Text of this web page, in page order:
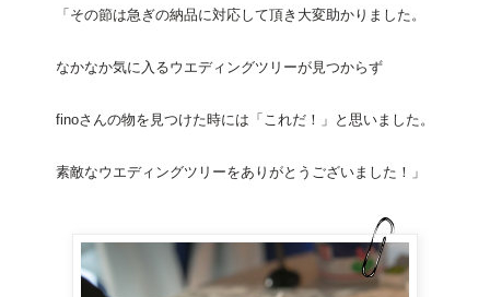
「その節は急ぎの納品に対応して頂き大変助かりました。
なかなか気に入るウエディングツリーが見つからず
finoさんの物を見つけた時には「これだ！」と思いました。
素敵なウエディングツリーをありがとうございました！」